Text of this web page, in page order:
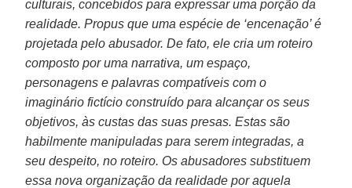
culturais, concebidos para expressar uma porção da
realidade. Propus que uma espécie de ‘encenação’ é
projetada pelo abusador. De fato, ele cria um roteiro
composto por uma narrativa, um espaço,
personagens e palavras compatíveis com o
imaginário fictício construído para alcançar os seus
objetivos, às custas das suas presas. Estas são
habilmente manipuladas para serem integradas, a
seu despeito, no roteiro. Os abusadores substituem
essa nova organização da realidade por aquela